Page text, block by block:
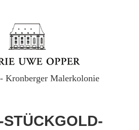
Kronberger Malerkolonie